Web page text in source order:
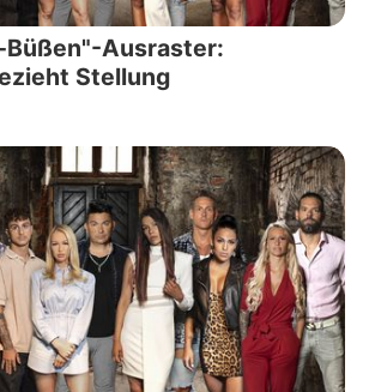
Büßen"-Ausraster:
Stellung